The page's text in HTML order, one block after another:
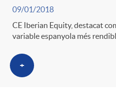
09/01/2018
CE Iberian Equity, destacat
variable espanyola més
+